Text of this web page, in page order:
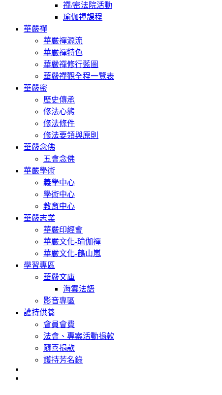
禪/密法院活動
瑜伽禪課程
華嚴禪
華嚴禪源流
華嚴禪特色
華嚴禪修行藍圖
華嚴禪觀全程一覽表
華嚴密
歷史傳承
修法心態
修法條件
修法要領與原則
華嚴念佛
五會念佛
華嚴學術
義學中心
學術中心
教育中心
華嚴志業
華嚴印經會
華嚴文化-瑜伽禪
華嚴文化-鶴山嵐
學習專區
華嚴文庫
海雲法語
影音專區
護持供養
會員會費
法會、專案活動捐款
隨喜捐款
護持芳名錄